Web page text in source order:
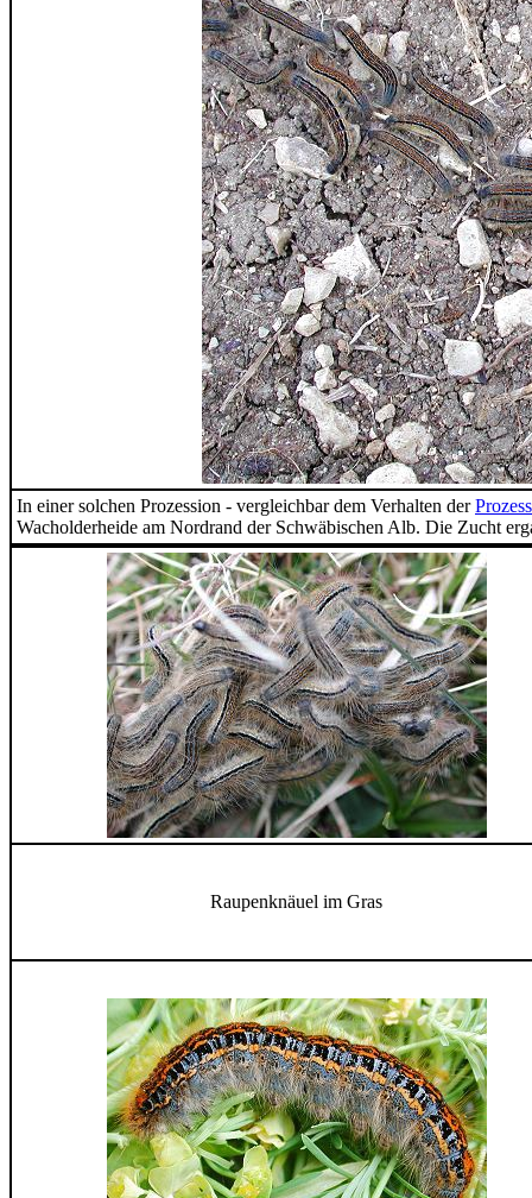
In einer solchen Prozession - vergleichbar dem Verhalten der
Wacholderheide am Nordrand der Schwäbischen Alb. Die Zucht
Raupenknäuel im Gras